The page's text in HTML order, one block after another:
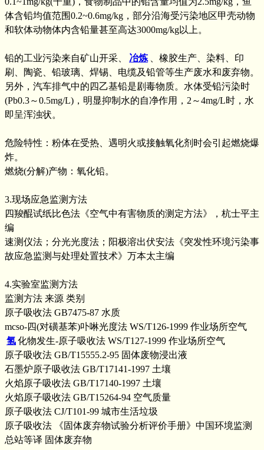
体含铅均值范围0.2~0.6mg/kg，部分沿海受污染地区甲壳动物
和软体动物体内含铅量甚至高达3000mg/kg以上。
铅的工业污染来自矿山开采、 冶炼
、橡胶生产、染料、印
刷、陶瓷、铅玻璃、焊锡、电缆及铅管等生产废水和废弃物。
另外，汽车排气中的四乙基铅是剧毒物质。水体受铅污染时
(Pb0.3～0.5mg/L)，明显抑制水的自净作用，2～4mg/L时，水
即呈浑浊状。
危险特性：粉体在受热、遇明火或接触氧化剂时会引起燃烧爆
炸。
燃烧(分解)产物：氧化铅。
3.现场应急监测方法
四羧醌试纸比色法《空气中有害物质的测定方法》，杭士平主
编
速测仪法；分光光度法；阳极溶出伏安法《突发性环境污染事
故应急监测与处理处置技术》万本太主编
4.实验室监测方法
监测方法 来源 类别
原子吸收法 GB7475-87 水质
mcso-四(对磺基苯)卟啉光度法 WS/T126-1999 作业场所空气
氢化物发生-原子吸收法 WS/T127-1999 作业场所空气
原子吸收法 GB/T15555.2-95 固体废物浸出液
石墨炉原子吸收法 GB/T17141-1997 土壤
火焰原子吸收法 GB/T17140-1997 土壤
火焰原子吸收法 GB/T15264-94 空气质量
原子吸收法 CJ/T101-99 城市生活垃圾
原子吸收法 《固体废弃物试验分析评价手册》中国环境监测
总站等译 固体废弃物